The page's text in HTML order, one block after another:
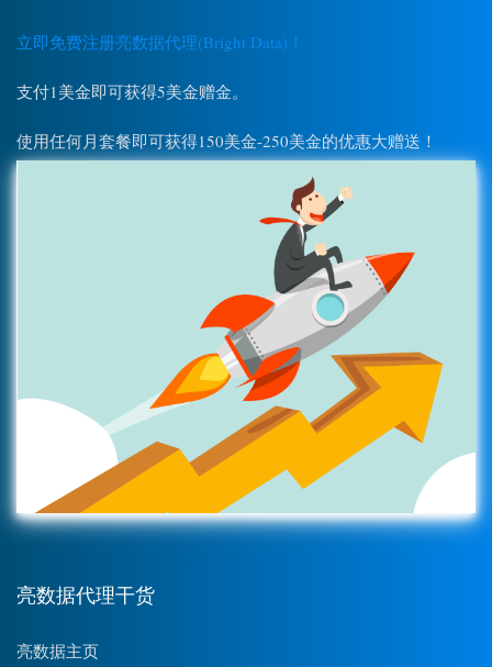
立即免费注册亮数据代理(Bright Data)！
支付1美金即可获得5美金赠金。
使用任何月套餐即可获得150美金-250美金的优惠大赠送！
亮数据代理干货
亮数据主页